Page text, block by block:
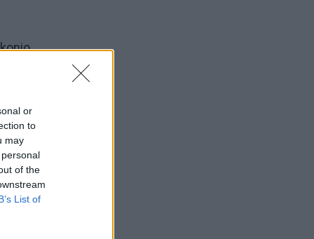
or
to
may
of the
List of